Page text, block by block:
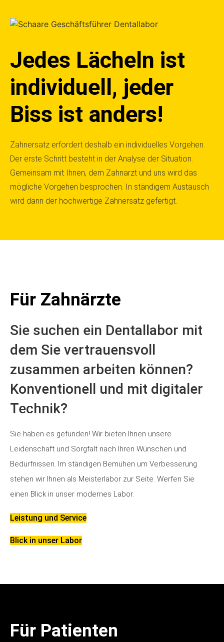
Jedes Lächeln ist
individuell, jeder
Biss ist anders!
Zahnersatz erfordert deshalb ein individuelles Vorgehen.
Der erste Schritt besteht in der Analyse der Situation.
Gemeinsam mit Ihnen, dem Zahnarzt und uns wird das
mögliche Vorgehen besprochen. In ständigem Austausch
wird dann der hochwertige Zahnersatz gefertigt.
Für Zahnärzte
Sie suchen ein Dentallabor mit
dem Sie vertrauensvoll
zusammen arbeiten können?
Konventionell und mit digitaler
Technik?
Sie haben es gefunden! Wir bieten Ihnen unsere
Leidenschaft und Sorgfalt nach Ihren Wünschen und
Bedürfnissen. Im ständigen Bemühen um Verbesserung
stehen wir Ihnen als Meisterlabor zur Seite. Werfen Sie
einen Blick in unser modernes Labor.
Leistung und Service
Blick in unser Labor
Für Patienten